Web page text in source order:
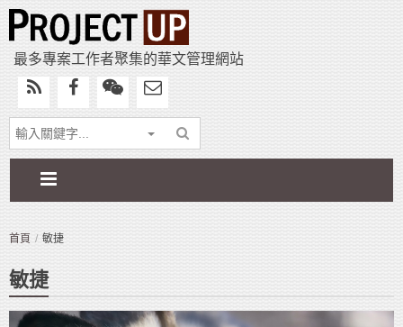
最多專案工作者聚集的華文管理網站
首頁 敏捷
敏捷